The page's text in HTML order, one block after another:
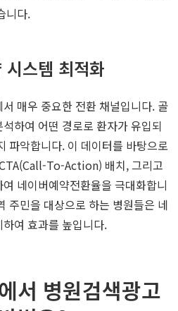
니다.
시스템 최적화
매우 중요한 전환 채널입니다. 골
하여 어떤 경로로 환자가 유입되
파악합니다. 이 데이터를 바탕으로
To-Action) 배치, 그리고
네이버예약전환율을 극대화합니
주민을 대상으로 하는 병원들은 네
여 효과를 높입니다.
서 병원검색광고